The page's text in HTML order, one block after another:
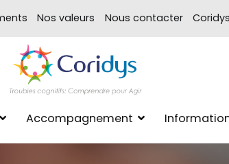
Nos valeurs Nous contacter
xpertise
Accompagnement